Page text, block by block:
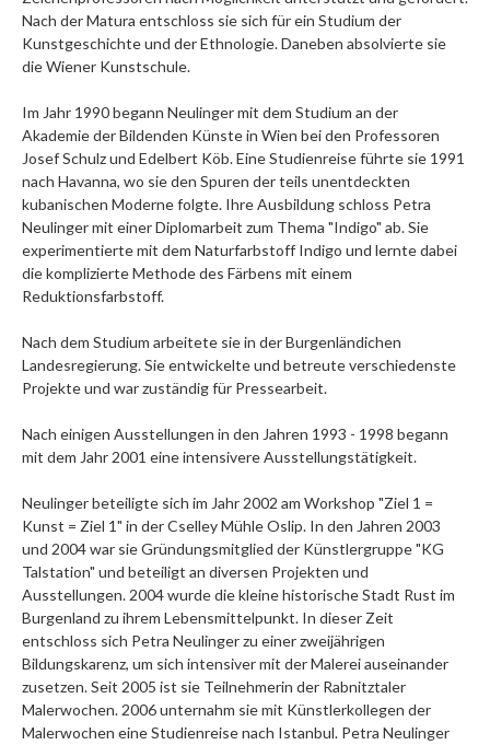
Nach der Matura entschloss sie sich für ein Studium der
Kunstgeschichte und der Ethnologie. Daneben absolvierte sie
die Wiener Kunstschule.
Im Jahr 1990 begann Neulinger mit dem Studium an der
Akademie der Bildenden Künste in Wien bei den Professoren
Josef Schulz und Edelbert Köb. Eine Studienreise führte sie 1991
nach Havanna, wo sie den Spuren der teils unentdeckten
kubanischen Moderne folgte. Ihre Ausbildung schloss Petra
Neulinger mit einer Diplomarbeit zum Thema "Indigo" ab. Sie
experimentierte mit dem Naturfarbstoff Indigo und lernte dabei
die komplizierte Methode des Färbens mit einem
Reduktionsfarbstoff.
Nach dem Studium arbeitete sie in der Burgenländichen
Landesregierung. Sie entwickelte und betreute verschiedenste
Projekte und war zuständig für Pressearbeit.
Nach einigen Ausstellungen in den Jahren 1993 - 1998 begann
mit dem Jahr 2001 eine intensivere Ausstellungstätigkeit.
Neulinger beteiligte sich im Jahr 2002 am Workshop "Ziel 1 =
Kunst = Ziel 1" in der Cselley Mühle Oslip. In den Jahren 2003
und 2004 war sie Gründungsmitglied der Künstlergruppe "KG
Talstation" und beteiligt an diversen Projekten und
Ausstellungen. 2004 wurde die kleine historische Stadt Rust im
Burgenland zu ihrem Lebensmittelpunkt. In dieser Zeit
entschloss sich Petra Neulinger zu einer zweijährigen
Bildungskarenz, um sich intensiver mit der Malerei auseinander
zusetzen. Seit 2005 ist sie Teilnehmerin der Rabnitztaler
Malerwochen. 2006 unternahm sie mit Künstlerkollegen der
Malerwochen eine Studienreise nach Istanbul. Petra Neulinger